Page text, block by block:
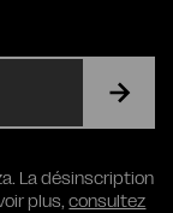
La désinscription
plus,consultez